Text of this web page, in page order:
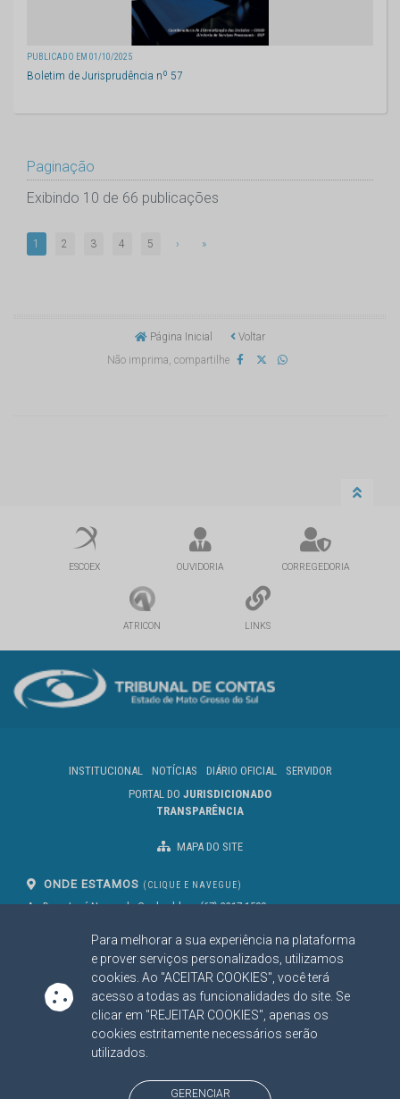
Para melhorar a sua experiência na plataforma
e prover serviços personalizados, utilizamos
cookies. Ao "ACEITAR COOKIES", você terá
acesso a todas as funcionalidades do site. Se
clicar em "REJEITAR COOKIES", apenas os
cookies estritamente necessários serão
utilizados.
GERENCIAR
PUBLICADO EM 01/10/2025
Boletim de Jurisprudência nº 57
Paginação
Exibindo 10 de 66 publicações
1 2 3 4 5 › »
Página Inicial
Voltar
Não imprima, compartilhe
ESCOEX OUVIDORIA CORREGEDORIA
ATRICON LINKS
INSTITUCIONAL NOTÍCIAS DIÁRIO OFICIAL
SERVIDOR
PORTAL DO JURISDICIONADO
TRANSPARÊNCIA
MAPA DO SITE
ONDE ESTAMOS (CLIQUE E NAVEGUE)
Av. Des. José Nunes da Cunha, bloco
Campo Grande/MS
CEP: 79031-310
(67) 3317-1500
SIGA NOSSAS REDES SOCIAIS
Linked InYoutube
Facebook
X
BAIXE NOSSO APLICATIVO